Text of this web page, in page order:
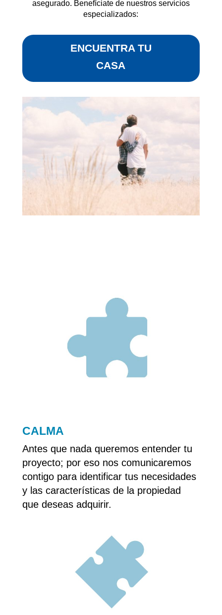
asegurado. Benefíciate de nuestros servicios
especializados:
ENCUENTRA TU
CASA
CALMA
Antes que nada queremos entender tu
proyecto; por eso nos comunicaremos
contigo para identificar tus necesidades
y las características de la propiedad
que deseas adquirir.